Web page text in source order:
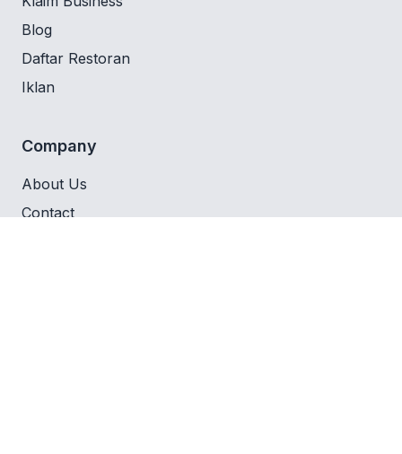
Blog
Daftar Restoran
Iklan
Company
About Us
Contact